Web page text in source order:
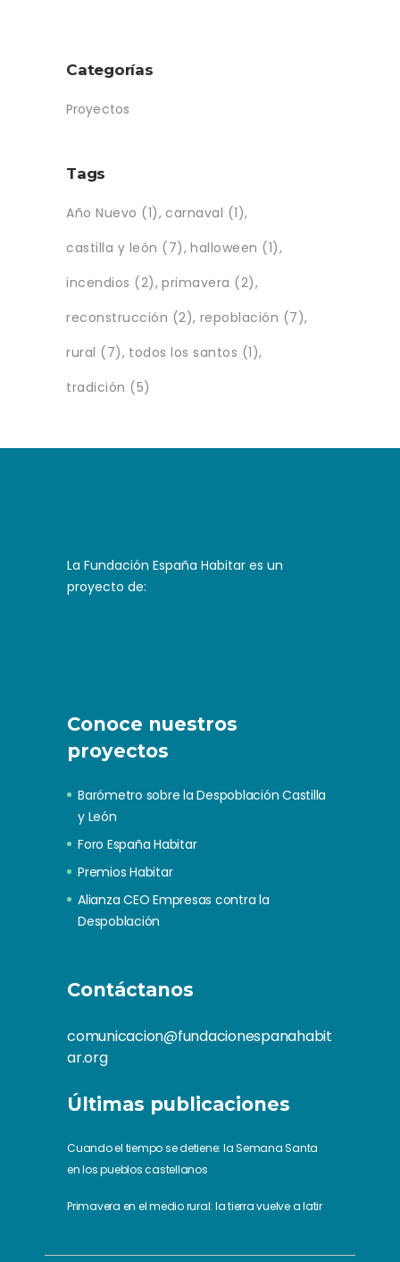
Categorías
Proyectos
Tags
Año Nuevo (1) carnaval (1)
castilla y león (7) halloween (1)
incendios (2) primavera (2)
reconstrucción (2) repoblación (7)
rural (7) todos los santos (1)
tradición (5)
La Fundación España Habitar es un
proyecto de:
Conoce nuestros
proyectos
Barómetro sobre la Despoblación Castilla
y León
Foro España Habitar
Premios Habitar
Alianza CEO Empresas contra la
Despoblación
Contáctanos
comunicacion@fundacionespanahabit
ar.org
Últimas publicaciones
Cuando el tiempo se detiene: la Semana Santa
en los pueblos castellanos
Primavera en el medio rural: la tierra vuelve a latir